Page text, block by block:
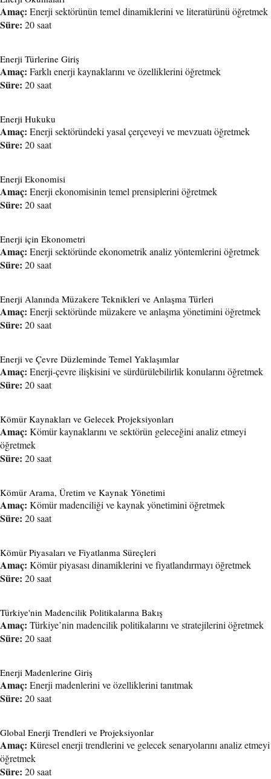
Amaç: Enerji sektörünün temel dinamiklerini ve literatürünü öğretmek
Süre: 20 saat
Enerji Türlerine Giriş
Amaç: Farklı enerji kaynaklarını ve özelliklerini öğretmek
Süre: 20 saat
Enerji Hukuku
Amaç: Enerji sektöründeki yasal çerçeveyi ve mevzuatı öğretmek
Süre: 20 saat
Enerji Ekonomisi
Amaç: Enerji ekonomisinin temel prensiplerini öğretmek
Süre: 20 saat
Enerji için Ekonometri
Amaç: Enerji sektöründe ekonometrik analiz yöntemlerini öğretmek
Süre: 20 saat
Enerji Alanında Müzakere Teknikleri ve Anlaşma Türleri
Amaç: Enerji sektöründe müzakere ve anlaşma yönetimini öğretmek
Süre: 20 saat
Enerji ve Çevre Düzleminde Temel Yaklaşımlar
Amaç: Enerji-çevre ilişkisini ve sürdürülebilirlik konularını öğretmek
Süre: 20 saat
Kömür Kaynakları ve Gelecek Projeksiyonları
Amaç: Kömür kaynaklarını ve sektörün geleceğini analiz etmeyi
öğretmek
Süre: 20 saat
Kömür Arama, Üretim ve Kaynak Yönetimi
Amaç: Kömür madenciliği ve kaynak yönetimini öğretmek
Süre: 20 saat
Kömür Piyasaları ve Fiyatlanma Süreçleri
Amaç: Kömür piyasası dinamiklerini ve fiyatlandırmayı öğretmek
Süre: 20 saat
Türkiye'nin Madencilik Politikalarına Bakış
Amaç: Türkiye’nin madencilik politikalarını ve stratejilerini öğretmek
Süre: 20 saat
Enerji Madenlerine Giriş
Amaç: Enerji madenlerini ve özelliklerini tanıtmak
Süre: 20 saat
Global Enerji Trendleri ve Projeksiyonlar
Amaç: Küresel enerji trendlerini ve gelecek senaryolarını analiz etmeyi
öğretmek
Süre: 20 saat